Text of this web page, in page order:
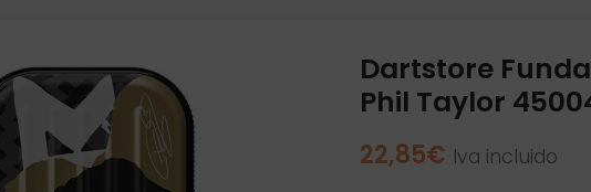
Dartstore
Phil Taylor
22,85€ Iva incluido